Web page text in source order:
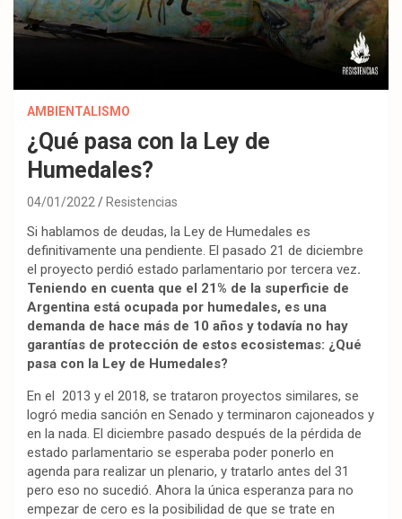
AMBIENTALISMO
¿Qué pasa con la Ley de
Humedales?
04/01/2022 Resistencias
Si hablamos de deudas, la Ley de Humedales es
definitivamente una pendiente. El pasado 21 de diciembre
el proyecto perdió estado parlamentario por tercera vez.
Teniendo en cuenta que el 21% de la superficie de
Argentina está ocupada por humedales, es una
demanda de hace más de 10 años y todavía no hay
garantías de protección de estos ecosistemas: ¿Qué
pasa con la Ley de Humedales?
En el 2013 y el 2018, se trataron proyectos similares, se
logró media sanción en Senado y terminaron cajoneados y
en la nada. El diciembre pasado después de la pérdida de
estado parlamentario se esperaba poder ponerlo en
agenda para realizar un plenario, y tratarlo antes del 31
pero eso no sucedió. Ahora la única esperanza para no
empezar de cero es la posibilidad de que se trate en